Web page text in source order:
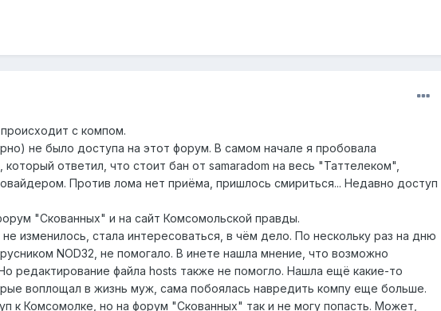
с компом.
не было доступа на этот форум. В самом начале я пробовала
ответил, что стоит бан от samaradom на весь "Таттелеком",
Против лома нет приёма, пришлось смириться... Недавно доступ
"Скованных" и на сайт Комсомольской правды.
изменилось, стала интересоваться, в чём дело. По нескольку раз на дню
NOD32, не помогало. В инете нашла мнение, что возможно
редактирование файла hosts также не помогло. Нашла ещё какие-то
воплощал в жизнь муж, сама побоялась навредить компу еще больше.
к Комсомолке, но на форум "Скованных" так и не могу попасть. Может,